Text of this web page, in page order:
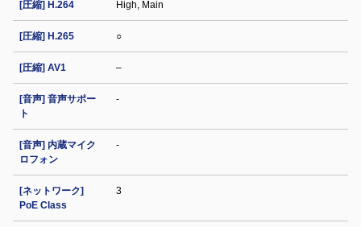
[圧縮] H.264 High, Main
[圧縮] H.265 ○
[圧縮] AV1 –
[音声] 音声サポー
ト
-
[音声] 内蔵マイク
ロフォン
-
[ネットワーク]
PoE Class
3